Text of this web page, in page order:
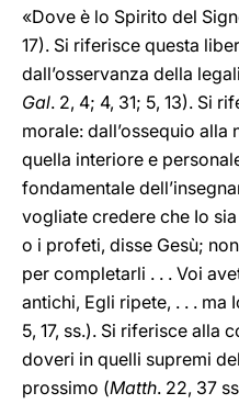
«Dove è lo Spirito del
17). Si riferisce questa
dall’osservanza della
Gal. 2, 4; 4, 31; 5, 13). Si
morale: dall’ossequio
quella interiore e
fondamentale
vogliate credere che Io
o i profeti, disse Gesù;
per completarli . . . Voi
antichi, Egli ripete, . . . ma
5, 17, ss.). Si riferisce alla
doveri in quelli supremi
prossimo (Matth. 22, 37